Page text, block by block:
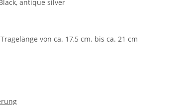
antique silver
von ca. 17,5 cm. bis ca. 21 cm